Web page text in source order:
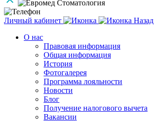
Личный кабинет
Назад
О нас
Правовая информация
Общая информация
История
Фотогалерея
Программа лояльности
Новости
Блог
Получение налогового вычета
Вакансии